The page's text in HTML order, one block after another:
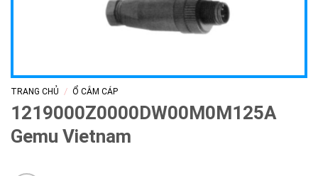
TRANG CHỦ / Ổ CẮM CÁP
1219000Z0000DW00M0M125A
Gemu Vietnam